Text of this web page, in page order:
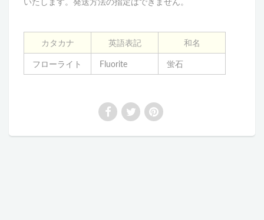
カタカナ 英語表記 和名
フローライト Fluorite 蛍石